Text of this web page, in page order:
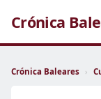
Crónica
Crónica Baleares ›